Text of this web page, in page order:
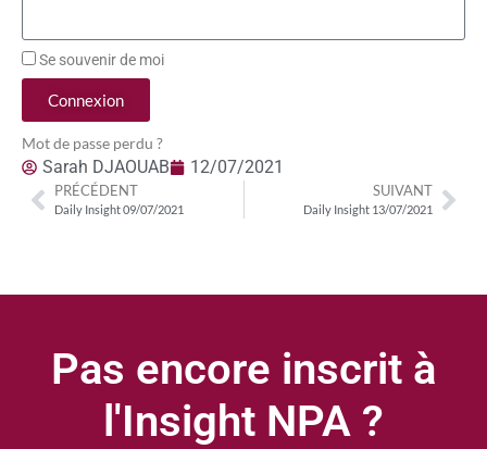
Se souvenir de moi
Connexion
Mot de passe perdu ?
Sarah DJAOUAB 12/07/2021
PRÉCÉDENT
Daily Insight 09/07/2021
SUIVANT
Daily Insight 13/07/2021
Pas encore inscrit à
l'Insight NPA ?